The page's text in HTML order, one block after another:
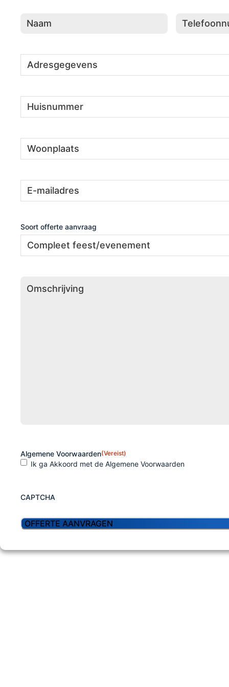
Telefoonnummer
mailadres
Soort offerte aanvraag
Algemene Voorwaarden(Vereist)
Ik ga Akkoord met de Algemene Voorwaarden
CAPTCHA